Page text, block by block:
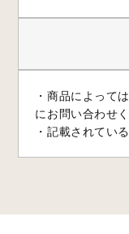
・商品によって
にお問い合わせく
・記載されてい